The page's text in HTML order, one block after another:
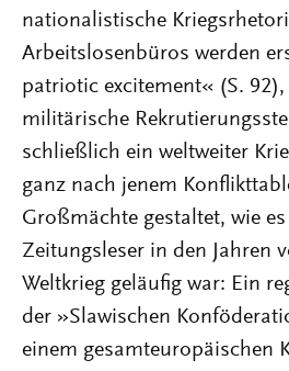
nationalistische
Arbeitslosenbüros werden
patriotic excitement« (S.
militärische
schließlich ein weltweiter
ganz nach jenem
Großmächte gestaltet, wie
Zeitungsleser in den Jahren
Weltkrieg geläufig war: Ein
der »Slawischen
einem gesamteuropäischen